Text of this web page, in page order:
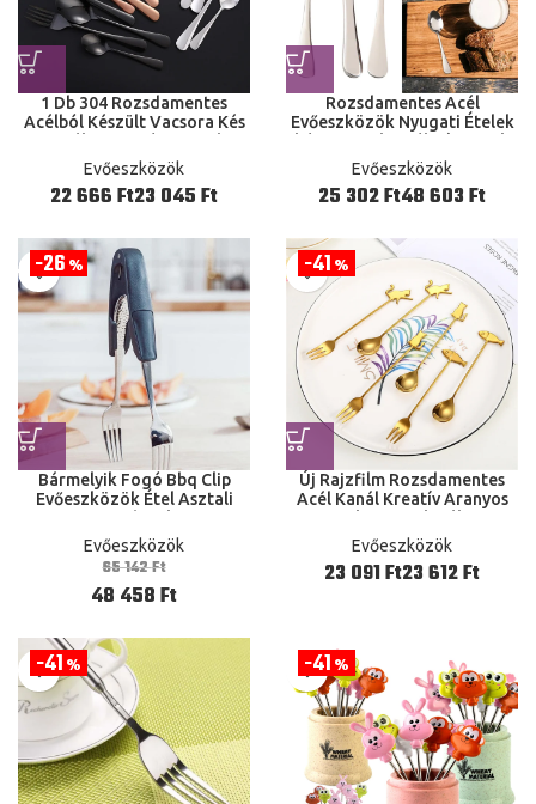
1 Db 304 Rozsdamentes
Acélból Készült Vacsora Kés
kézmosó Tükrös kézmosók
Készlet Konyha Új
Evőeszközök
Ft Ft
Rozsdamentes Acél
Evőeszközök Nyugati Ételek
Asztal Szőnyegek Mosható
Evőeszközök
Ft Ft
26%
Bármelyik Fogó Bbq Clip
Evőeszközök Étel Asztali
Evőeszközök
65 142Ft
48 458Ft
41%
Új Rajzfilm Rozsdamentes
Acél Kanál Kreatív Aranyos
Kávéfagylalt Desszert Nyári
Gyümölcsö
Evőeszközök
Ft Ft
41% 41%